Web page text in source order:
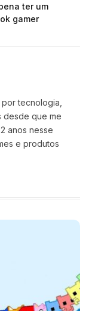
ter um
gamer
tecnologia,
desde que me
anos nesse
e produtos